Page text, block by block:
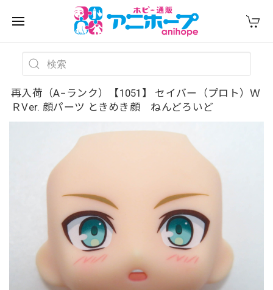
再入荷（A−ランク）【1051】 セイバー（プロト）Ｗ
ＲVer. 顔パーツ ときめき顔 ねんどろいど